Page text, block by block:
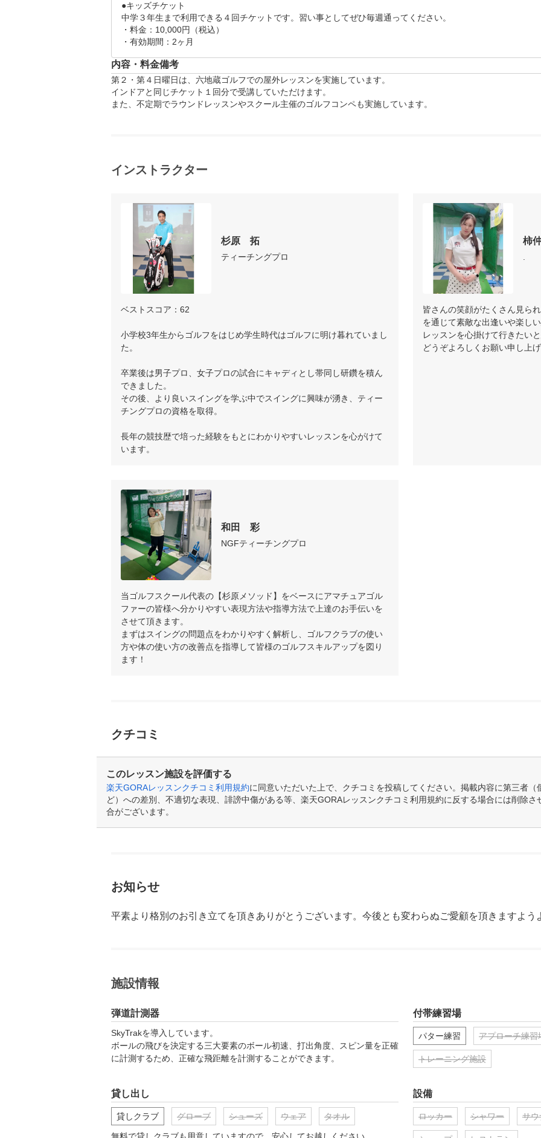
●キッズチケット
中学３年生まで利用できる４回チケットです。習い事としてぜひ毎週通ってください。
・料金：10,000円（税込）
内容・料金備考
第２・第４日曜日は、六地蔵ゴルフでの屋外レッスンを実施しています。
インドアと同じチケット１回分で受講していただけます。
また、不定期でラウンドレッスンやスクール主催のゴルフコンペも実施しています。
インストラクター
杉原　拓
ティーチングプロ
ベストスコア：62
小学校3年生からゴルフをはじめ学生時代はゴルフに明け暮れていまし
た。
卒業後は男子プロ、女子プロの試合にキャディとし帯同し研鑽を積ん
できました。
その後、より良いスイングを学ぶ中でスイングに興味が湧き、ティー
チングプロの資格を取得。
長年の競技歴で培った経験をもとにわかりやすいレッスンを心がけて
います。
柿
皆さんの笑顔がたくさん見ら
を通じて素敵な出逢いや楽し
レッスンを心掛けて行きたいと
どうぞよろしくお願い申し上げ
和田　彩
NGFティーチングプロ
当ゴルフスクール代表の【杉原メソッド】をベースにアマチュアゴル
ファーの皆様へ分かりやすい表現方法や指導方法で上達のお手伝いを
させて頂きます。
まずはスイングの問題点をわかりやすく解析し、ゴルフクラブの使い
方や体の使い方の改善点を指導して皆様のゴルフスキルアップを図り
クチコミ
このレッスン施設を評価する
楽天GORAレッスンクチコミ利用規約に同意いただいた上で、クチコミを投稿してください。掲載内容に第三者（
ど）への差別、不適切な表現、誹謗中傷がある等、楽天GORAレッスンクチコミ利用規約に反する場合には削除さ
合がございます。
お知らせ
平素より格別のお引き立てを頂きありがとうございます。今後とも変わらぬご愛顧を頂きますよう
施設情報
弾道計測器
SkyTrakを導入しています。
ボールの飛びを決定する三大要素のボール初速、打出角度、スピン量を正確
に計測するため、正確な飛距離を計測することができます。
付帯練習場
パター練習 アプローチ練習
トレーニング施設
貸し出し
貸しクラブ グローブ シューズ ウェア タオル
設備
ロッカー シャワー サウ